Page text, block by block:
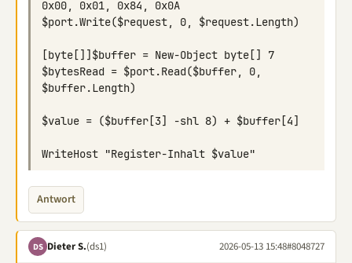
$bytesRead = $port.Read($buffer, 0,
Antwort
DS Dieter S.(ds1) 2026-05-13 15:48#8048727